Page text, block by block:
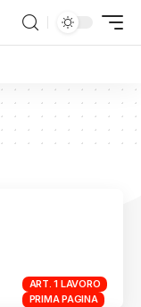
ART. 1 LAVORO
PRIMA PAGINA